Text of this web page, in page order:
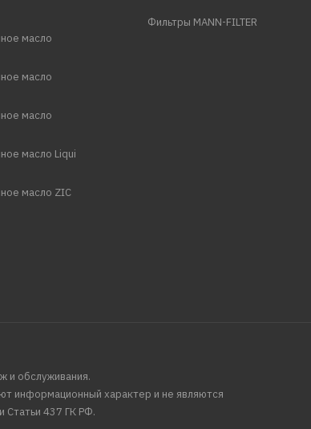
масло
масло
масло
масло Liqui
масло ZIC
Фильтры MANN-FILTER
и обслуживания.
информационный характер и не являются
Статьи 437 ГК РФ.